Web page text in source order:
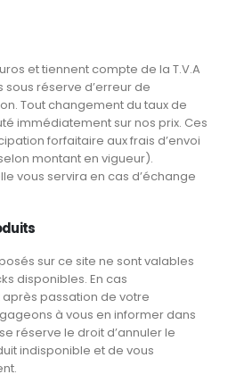
et tiennent compte de la T.V.A
sous réserve d’erreur de
Tout changement du taux de
immédiatement sur nos prix. Ces
forfaitaire aux frais d’envoi
montant en vigueur).
vous servira en cas d’échange
sur ce site ne sont valables
disponibles. En cas
passation de votre
à vous en informer dans
réserve le droit d’annuler le
indisponible et de vous